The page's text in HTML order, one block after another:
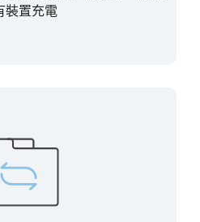
裝置充電